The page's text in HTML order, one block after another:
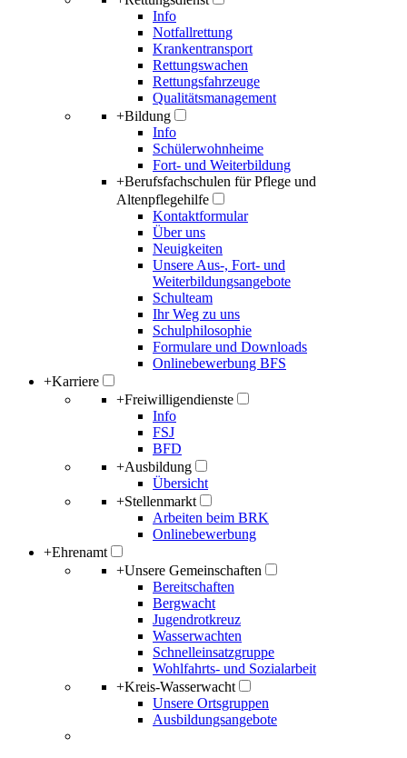
Info
Notfallrettung
Krankentransport
Rettungswachen
Rettungsfahrzeuge
Qualitätsmanagement
+Bildung
Info
Schülerwohnheime
Fort- und Weiterbildung
+Berufsfachschulen für Pflege und
Altenpflegehilfe
Kontaktformular
Über uns
Neuigkeiten
Unsere Aus-, Fort- und
Weiterbildungsangebote
Schulteam
Ihr Weg zu uns
Schulphilosophie
Formulare und Downloads
Onlinebewerbung BFS
+Karriere
+Freiwilligendienste
Info
FSJ
BFD
+Ausbildung
Übersicht
+Stellenmarkt
Arbeiten beim BRK
Onlinebewerbung
+Ehrenamt
+Unsere Gemeinschaften
Bereitschaften
Bergwacht
Jugendrotkreuz
Wasserwachten
Schnelleinsatzgruppe
Wohlfahrts- und Sozialarbeit
+Kreis-Wasserwacht
Unsere Ortsgruppen
Ausbildungsangebote